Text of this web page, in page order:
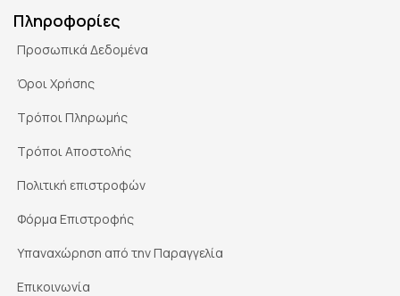
Πληροφορίες
Προσωπικά Δεδομένα
Όροι Χρήσης
Τρόποι Πληρωμής
Τρόποι Αποστολής
Πολιτική επιστροφών
Φόρμα Επιστροφής
Υπαναχώρηση από την Παραγγελία
Επικοινωνία